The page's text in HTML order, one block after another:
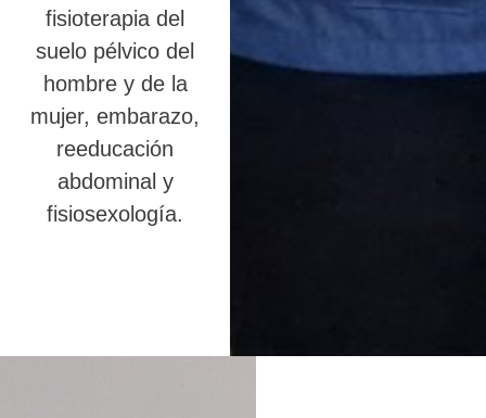
fisioterapia del
suelo pélvico del
hombre y de la
mujer, embarazo,
reeducación
abdominal y
fisiosexología.